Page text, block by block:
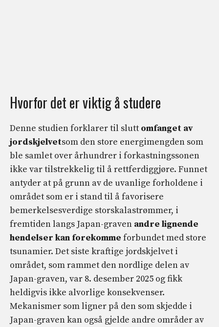
Hvorfor det er viktig å studere
Denne studien forklarer til slutt omfanget av
jordskjelvetsom den store energimengden som
ble samlet over århundrer i forkastningssonen
ikke var tilstrekkelig til å rettferdiggjøre. Funnet
antyder at på grunn av de uvanlige forholdene i
området som er i stand til å favorisere
bemerkelsesverdige storskalastrømmer, i
fremtiden langs Japan-graven andre lignende
hendelser kan forekomme forbundet med store
tsunamier. Det siste kraftige jordskjelvet i
området, som rammet den nordlige delen av
Japan-graven, var 8. desember 2025 og fikk
heldigvis ikke alvorlige konsekvenser.
Mekanismer som ligner på den som skjedde i
Japan-graven kan også gjelde andre områder av